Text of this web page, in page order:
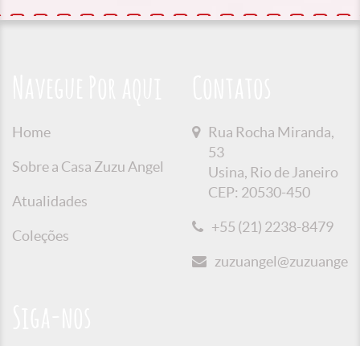
Home
Sobre a Casa Zuzu Angel
Atualidades
Coleções
Rua Rocha Miranda,
53
Usina, Rio de Janeiro
CEP: 20530-450
+55 (21) 2238-8479